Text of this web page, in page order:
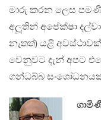
මාරු කරන ලෙස
අලූතින් අපේක්ෂා
නැතත්) යළි
වෙනුවට දැන් අපට
ගන්ධබ්බ